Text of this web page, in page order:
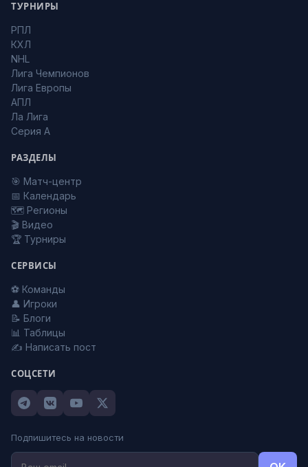
ТУРНИРЫ
РПЛ
КХЛ
NHL
Лига Чемпионов
Лига Европы
АПЛ
Ла Лига
Серия А
РАЗДЕЛЫ
🎯 Матч-центр
📅 Календарь
🗺️ Регионы
🎬 Видео
🏆 Турниры
СЕРВИСЫ
⚽ Команды
👤 Игроки
📝 Блоги
📊 Таблицы
✍️ Написать пост
СОЦСЕТИ
Подпишитесь на новости